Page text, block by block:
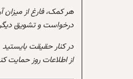
هر کمک، فارغ از میزان
درخواست و تشویق
در کنار حقیقت بایستید
از اطلاعات روز حمایت